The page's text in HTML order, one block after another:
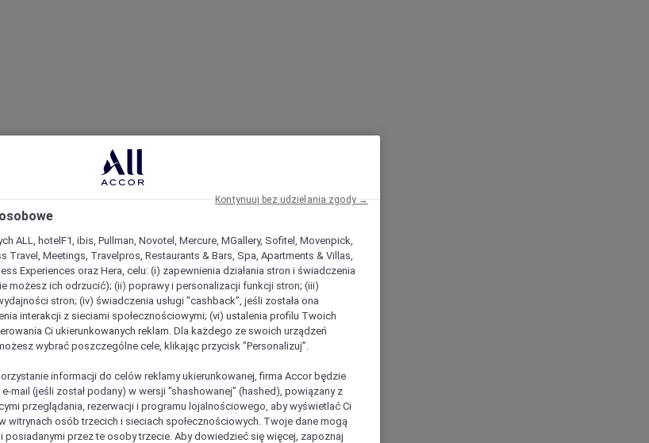
ALL, hotelF1, ibis, Pullman, Novotel, Mercure, MGallery, Sofitel, Movenpick,
Travel, Meetings, Travelpros, Restaurants & Bars, Spa, Apartments & Villas,
Experiences oraz Hera, celu: (i) zapewnienia działania stron i świadczenia
możesz ich odrzucić); (ii) poprawy i personalizacji funkcji stron; (iii)
stron; (iv) świadczenia usługi "cashback”, jeśli została ona
interakcji z sieciami społecznościowymi; (vi) ustalenia profilu Twoich
Ci ukierunkowanych reklam. Dla każdego ze swoich urządzeń
wybrać poszczególne cele, klikając przycisk "Personalizuj”.
informacji do celów reklamy ukierunkowanej, firma Accor będzie
mail (jeśli został podany) w wersji "shashowanej” (hashed), powiązany z
przeglądania, rezerwacji i programu lojalnościowego, aby wyświetlać Ci
witrynach osób trzecich i sieciach społecznościowych. Twoje dane mogą
posiadanymi przez te osoby trzecie. Aby dowiedzieć się więcej, zapoznaj
Kontynuuj bez udzielania zgody →